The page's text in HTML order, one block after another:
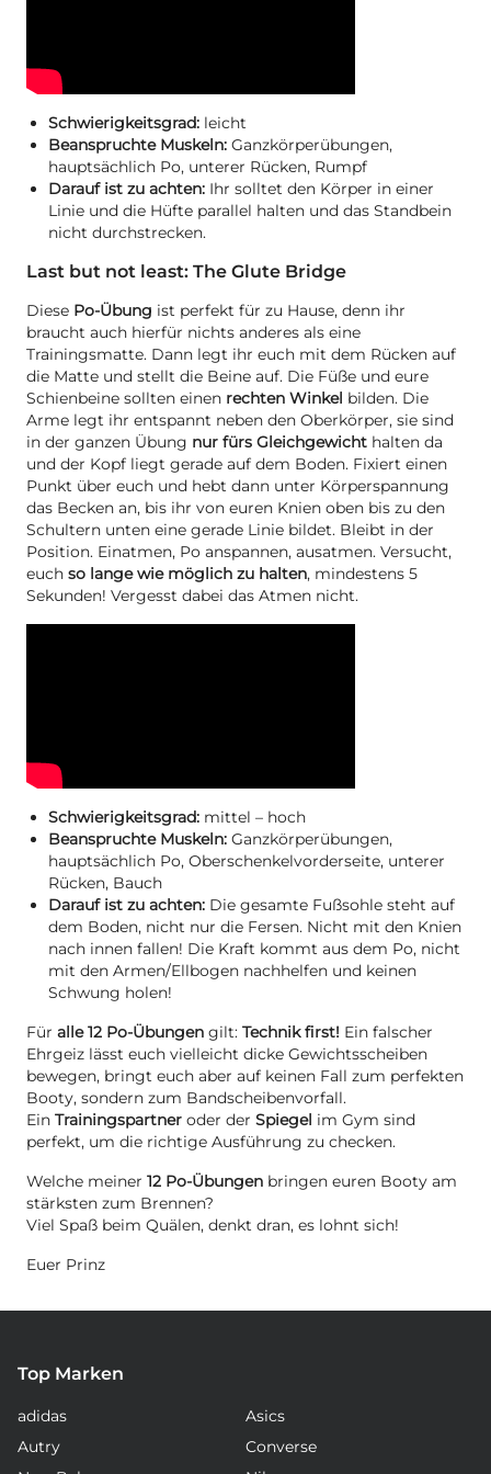
Schwierigkeitsgrad: leicht
Beanspruchte Muskeln: Ganzkörperübungen,
hauptsächlich Po, unterer Rücken, Rumpf
Darauf ist zu achten: Ihr solltet den Körper in einer
Linie und die Hüfte parallel halten und das Standbein
nicht durchstrecken.
Last but not least: The Glute Bridge
Diese Po-Übung ist perfekt für zu Hause, denn ihr
braucht auch hierfür nichts anderes als eine
Trainingsmatte. Dann legt ihr euch mit dem Rücken auf
die Matte und stellt die Beine auf. Die Füße und eure
Schienbeine sollten einen rechten Winkel bilden. Die
Arme legt ihr entspannt neben den Oberkörper, sie sind
in der ganzen Übung nur fürs Gleichgewicht halten da
und der Kopf liegt gerade auf dem Boden. Fixiert einen
Punkt über euch und hebt dann unter Körperspannung
das Becken an, bis ihr von euren Knien oben bis zu den
Schultern unten eine gerade Linie bildet. Bleibt in der
Position. Einatmen, Po anspannen, ausatmen. Versucht,
euch so lange wie möglich zu halten, mindestens 5
Sekunden! Vergesst dabei das Atmen nicht.
Schwierigkeitsgrad: mittel – hoch
Beanspruchte Muskeln: Ganzkörperübungen,
hauptsächlich Po, Oberschenkelvorderseite, unterer
Rücken, Bauch
Darauf ist zu achten: Die gesamte Fußsohle steht auf
dem Boden, nicht nur die Fersen. Nicht mit den Knien
nach innen fallen! Die Kraft kommt aus dem Po, nicht
mit den Armen/Ellbogen nachhelfen und keinen
Schwung holen!
Für alle 12 Po-Übungen gilt: Technik first! Ein falscher
Ehrgeiz lässt euch vielleicht dicke Gewichtsscheiben
bewegen, bringt euch aber auf keinen Fall zum perfekten
Booty, sondern zum Bandscheibenvorfall.
Ein Trainingspartner oder der Spiegel im Gym sind
perfekt, um die richtige Ausführung zu checken.
Welche meiner 12 Po-Übungen bringen euren Booty am
stärksten zum Brennen?
Viel Spaß beim Quälen, denkt dran, es lohnt sich!
Euer Prinz
Top Marken
adidas
Asics
Autry
Converse